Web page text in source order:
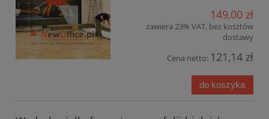
149,00 zł
zawiera 23% VAT, bez kosztów
dostawy
Cena netto: 121,14 zł
do koszyka